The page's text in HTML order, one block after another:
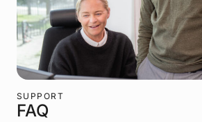
SUPPORT
FAQ